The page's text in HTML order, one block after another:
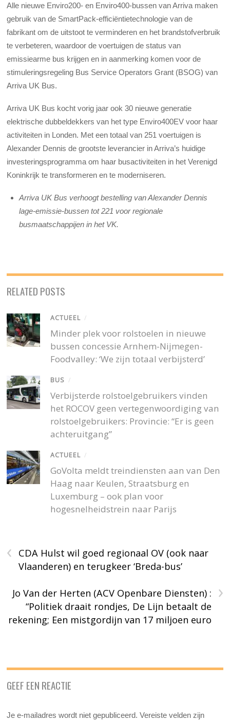
Alle nieuwe Enviro200- en Enviro400-bussen van Arriva maken
gebruik van de SmartPack-efficiëntietechnologie van de
fabrikant om de uitstoot te verminderen en het brandstofverbruik
te verbeteren, waardoor de voertuigen de status van
emissiearme bus krijgen en in aanmerking komen voor de
stimuleringsregeling Bus Service Operators Grant (BSOG) van
Arriva UK Bus.
Arriva UK Bus kocht vorig jaar ook 30 nieuwe generatie
elektrische dubbeldekkers van het type Enviro400EV voor haar
activiteiten in Londen. Met een totaal van 251 voertuigen is
Alexander Dennis de grootste leverancier in Arriva’s huidige
investeringsprogramma om haar busactiviteiten in het Verenigd
Koninkrijk te transformeren en te moderniseren.
Arriva UK Bus verhoogt bestelling van Alexander Dennis
lage-emissie-bussen tot 221 voor regionale
busmaatschappijen in het VK.
RELATED POSTS
ACTUEEL /
Minder plek voor rolstoelen in nieuwe
bussen concessie Arnhem-Nijmegen-
Foodvalley: ‘We zijn totaal verbijsterd’
BUS /
Verbijsterde rolstoelgebruikers vinden
het ROCOV geen vertegenwoordiging van
rolstoelgebruikers: Provincie: “Er is geen
achteruitgang”
ACTUEEL /
GoVolta meldt treindiensten aan van Den
Haag naar Keulen, Straatsburg en
Luxemburg – ook plan voor
hogesnelheidstrein naar Parijs
‹
CDA Hulst wil goed regionaal OV (ook naar
Vlaanderen) en terugkeer ‘Breda-bus’
›
Jo Van der Herten (ACV Openbare Diensten) :
“Politiek draait rondjes, De Lijn betaalt de
rekening; Een mistgordijn van 17 miljoen euro
GEEF EEN REACTIE
Je e-mailadres wordt niet gepubliceerd. Vereiste velden zijn